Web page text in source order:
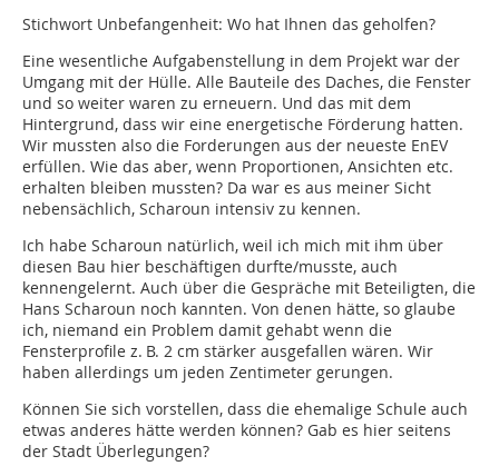
Stichwort Unbefangenheit: Wo hat Ihnen das geholfen?
Eine wesentliche Aufgabenstellung in dem Projekt war der
Umgang mit der Hülle. Alle Bauteile des Daches, die Fenster
und so weiter waren zu erneuern. Und das mit dem
Hintergrund, dass wir eine energetische Förderung hatten.
Wir mussten also die Forderungen aus der neueste EnEV
erfüllen. Wie das aber, wenn Proportionen, Ansichten etc.
erhalten bleiben mussten? Da war es aus meiner Sicht
nebensächlich, Scharoun intensiv zu kennen.
Ich habe Scharoun natürlich, weil ich mich mit ihm über
diesen Bau hier beschäftigen durfte/musste, auch
kennengelernt. Auch über die Gespräche mit Beteiligten, die
Hans Scharoun noch kannten. Von denen hätte, so glaube
ich, niemand ein Problem damit gehabt wenn die
Fensterprofile z. B. 2 cm stärker ausgefallen wären. Wir
haben allerdings um jeden Zentimeter gerungen.
Können Sie sich vorstellen, dass die ehemalige Schule auch
etwas anderes hätte werden können? Gab es hier seitens
der Stadt Überlegungen?